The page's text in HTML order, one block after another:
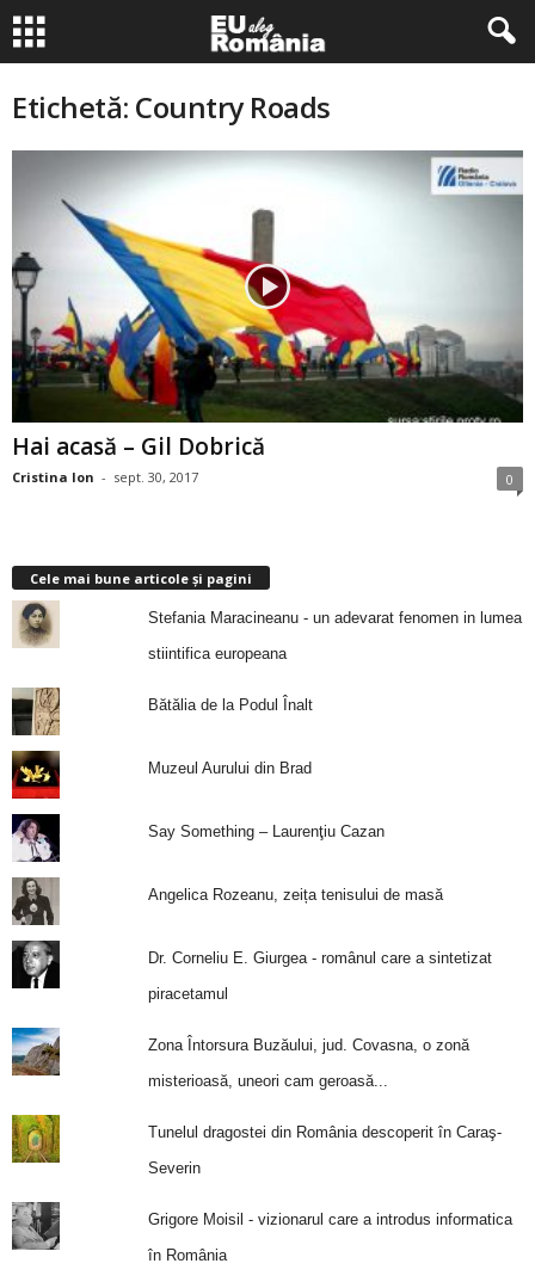
Etichetă: Country Roads
Hai acasă – Gil Dobrică
Cristina Ion - sept. 30, 2017 0
Cele mai bune articole și pagini
Stefania Maracineanu - un adevarat fenomen in lumea
stiintifica europeana
Bătălia de la Podul Înalt
Muzeul Aurului din Brad
Say Something – Laurenţiu Cazan
Angelica Rozeanu, zeița tenisului de masă
Dr. Corneliu E. Giurgea - românul care a sintetizat
piracetamul
Zona Întorsura Buzăului, jud. Covasna, o zonă
misterioasă, uneori cam geroasă...
Tunelul dragostei din România descoperit în Caraş-
Severin
Grigore Moisil - vizionarul care a introdus informatica
în România